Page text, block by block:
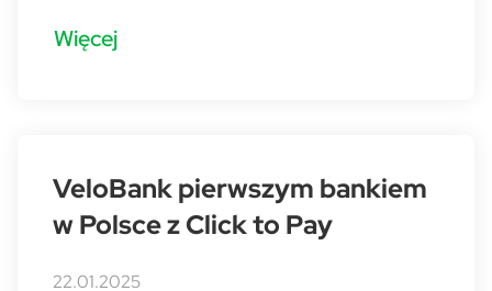
Więcej
VeloBank pierwszym bankiem
w Polsce z Click to Pay
22.01.2025